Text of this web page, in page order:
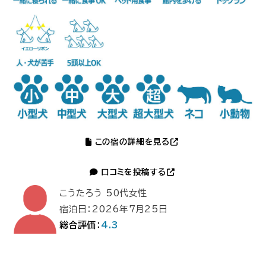
この宿の詳細を見る
口コミを投稿する
こうたろう 50代女性
宿泊日：2026年7月25日
総合評価： 4.3